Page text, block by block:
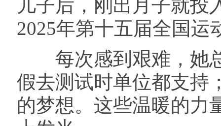
儿子后，刚出月子就投
2025年第十五届全国运
每次感到艰难，她总
假去测试时单位都支持
的梦想。这些温暖的力